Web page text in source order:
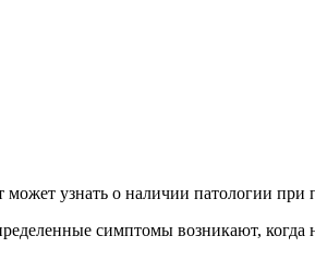
узнать о наличии патологии при
симптомы возникают, когда